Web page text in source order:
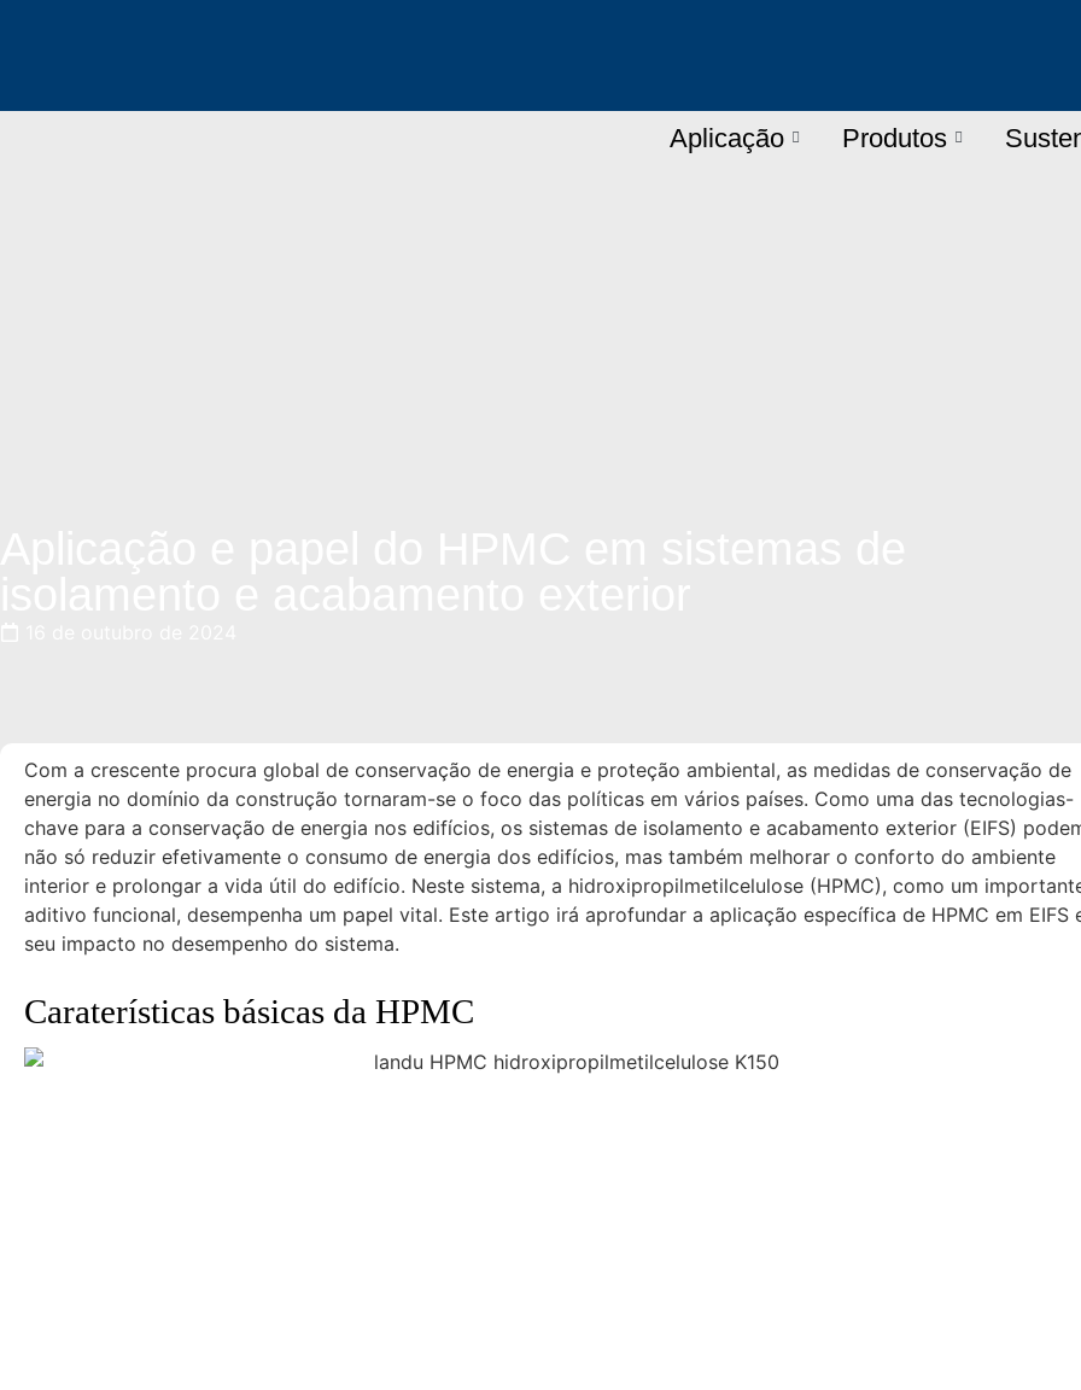
Aplicação Produtos
Com a crescente procura global de conservação de energia e proteção ambiental, as medidas de conservação de
energia no domínio da construção tornaram-se o foco das políticas em vários países. Como uma das tecnologias-
chave para a conservação de energia nos edifícios, os sistemas de isolamento e acabamento exterior (EIFS)
não só reduzir efetivamente o consumo de energia dos edifícios, mas também melhorar o conforto do ambiente
interior e prolongar a vida útil do edifício. Neste sistema, a hidroxipropilmetilcelulose (HPMC), como um
aditivo funcional, desempenha um papel vital. Este artigo irá aprofundar a aplicação específica de HPMC em EIFS
seu impacto no desempenho do sistema.
Caraterísticas básicas da HPMC